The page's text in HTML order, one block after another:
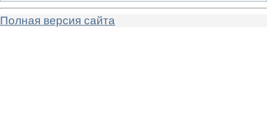
Полная версия сайта